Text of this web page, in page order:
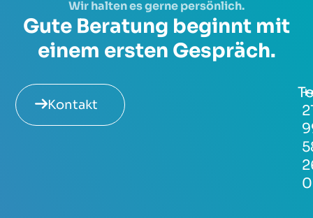
Wir halten es gerne persönlich.
Gute Beratung beginnt mit
einem ersten Gespräch.
Kontakt
0